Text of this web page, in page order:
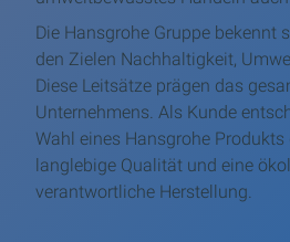
Die Hansgrohe Gruppe bekennt
den Zielen Nachhaltigkeit,
Diese Leitsätze prägen das
Unternehmens. Als Kunde
Wahl eines Hansgrohe
langlebige Qualität und eine
verantwortliche Herstellung.